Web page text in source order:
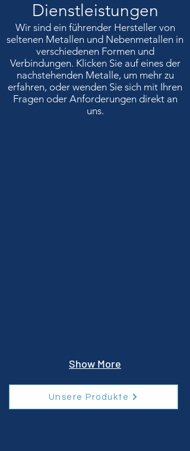
Dienstleistungen
Wir sind ein führender Hersteller von
seltenen Metallen und Nebenmetallen in
verschiedenen Formen und
Verbindungen. Klicken Sie auf eines der
nachstehenden Metalle, um mehr zu
erfahren, oder wenden Sie sich mit Ihren
Fragen oder Anforderungen direkt an
uns.
Show More
Unsere Produkte